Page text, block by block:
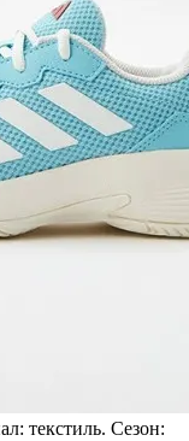
текстиль. Сезон: